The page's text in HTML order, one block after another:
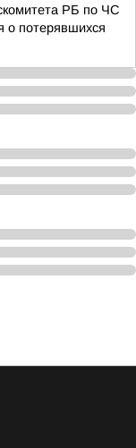
РБ по ЧС
о потерявшихся